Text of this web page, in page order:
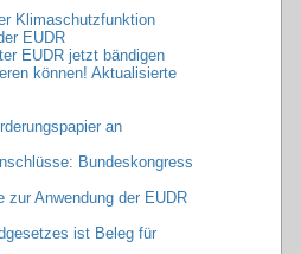
Klimaschutzfunktion
EUDR
EUDR jetzt bändigen
können! Aktualisierte
an
Bundeskongress
zur Anwendung der EUDR
ist Beleg für